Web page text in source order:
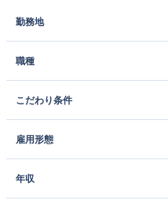
勤務地
職種
こだわり条件
雇用形態
年収